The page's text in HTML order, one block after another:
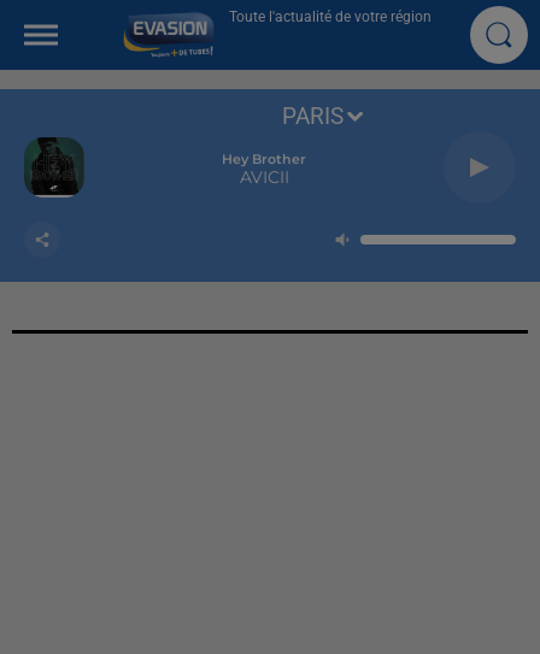
Toute l'actualité de votre région
Hey Brother
AVICII
PARIS